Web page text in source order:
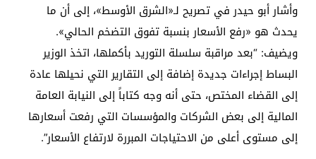
وأشار أبو حيدر في تصريح لـ«الشرق الأوسط»، إلى أن ما
يحدث هو «رفع الأسعار بنسبة تفوق التضخم الحالي».
ويضيف: “بعد مراقبة سلسلة التوريد بأكملها، اتخذ الوزير
البساط إجراءات جديدة إضافة إلى التقارير التي نحيلها عادة
إلى القضاء المختص، حتى أنه وجه كتاباً إلى النيابة العامة
المالية إلى بعض الشركات والمؤسسات التي رفعت أسعارها
إلى مستوى أعلى من الاحتياجات المبررة لارتفاع الأسعار”.